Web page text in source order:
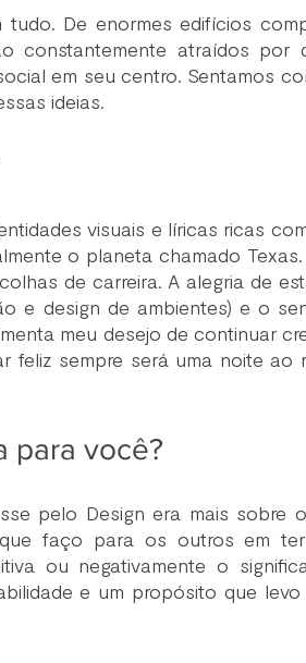
tudo. De enormes edifícios
constantemente atraídos por
em seu centro. Sentamos
ideias.
visuais e líricas ricas
o planeta chamado
de carreira. A alegria de
e design de ambientes) e o
meu desejo de continuar
feliz sempre será uma noite ao
para você?
pelo Design era mais sobre
faço para os outros em
ou negativamente o
e um propósito que